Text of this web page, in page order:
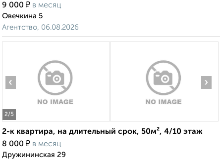
9 000 ₽ в месяц
Овечкина 5
Агентство, 06.08.2026
2/5
‹ ›
2-к квартира, на длительный срок, 50м², 4/10 этаж
8 000 ₽ в месяц
Дружининская 29